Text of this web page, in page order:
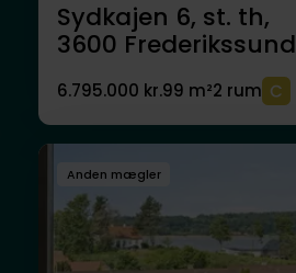
Sydkajen 6, st. th,
3600 Frederikssund
6.795.000 kr.99 m²2 rum
Anden mægler